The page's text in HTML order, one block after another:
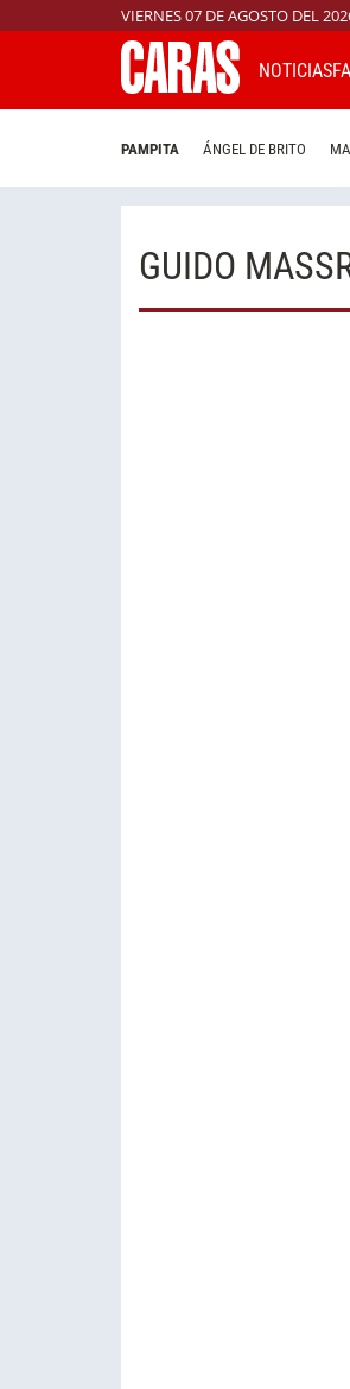
VIERNES 07 DE AGOSTO DEL
NOTICIAS
PAMPITA ÁNGEL DE BRITO
GUIDO